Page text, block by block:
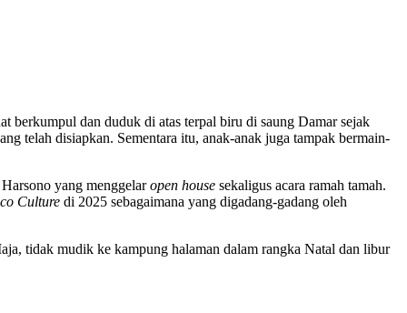
berkumpul dan duduk di atas terpal biru di saung Damar sejak
telah disiapkan. Sementara itu, anak-anak juga tampak bermain-
yang menggelaropen house sekaligus acara ramah tamah.
Culture di 2025 sebagaimana yang digadang-gadang oleh
tidak mudik ke kampung halaman dalam rangka Natal dan libur